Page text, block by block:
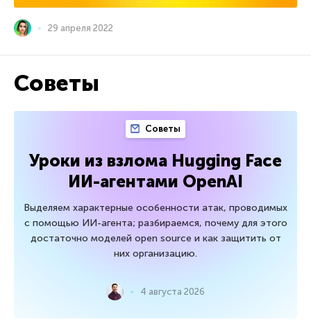
29 апреля 2022
Советы
Советы
Уроки из взлома Hugging Face
ИИ-агентами OpenAI
Выделяем характерные особенности атак, проводимых
с помощью ИИ-агента; разбираемся, почему для этого
достаточно моделей open source и как защитить от
них организацию.
4 августа 2026